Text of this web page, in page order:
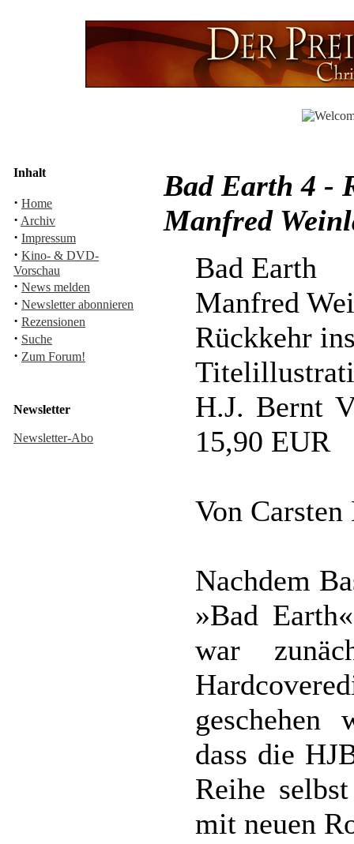
Inhalt
· Home
· Archiv
· Impressum
· Kino- & DVD-
Vorschau
· News melden
· Newsletter abonnieren
· Rezensionen
· Suche
· Zum Forum!
Newsletter
Newsletter-Abo
Bad Earth 4 -
Manfred
Bad Earth
Manfred
Rückkehr
H.J. Bernt
15,90 EUR
Von
Nachdem
»Bad
war
dass die
Reihe
mit neuen